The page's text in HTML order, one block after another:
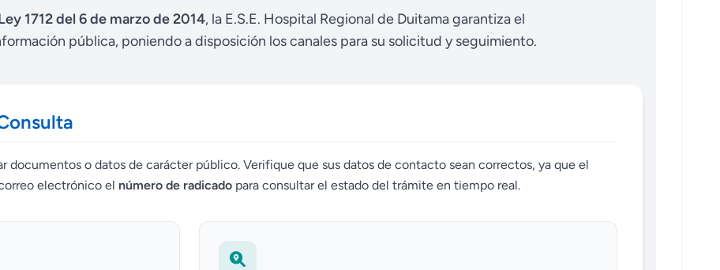
1712 del 6 de marzo de 2014, la E.S.E. Hospital Regional de Duitama garantiza el
pública, poniendo a disposición los canales para su solicitud y seguimiento.
documentos o datos de carácter público. Verifique que sus datos de contacto sean correctos, ya que el
electrónico el número de radicado para consultar el estado del trámite en tiempo real.